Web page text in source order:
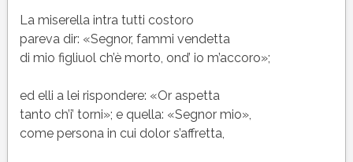
La miserella intra tutti costoro
pareva dir: «Segnor, fammi vendetta
di mio figliuol ch’è morto, ond’ io m’accoro»;
ed elli a lei rispondere: «Or aspetta
tanto ch’i’ torni»; e quella: «Segnor mio»,
come persona in cui dolor s’affretta,